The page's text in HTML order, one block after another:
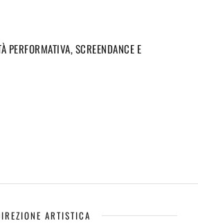
PERFORMATIVA, SCREENDANCE E
ARTISTICA